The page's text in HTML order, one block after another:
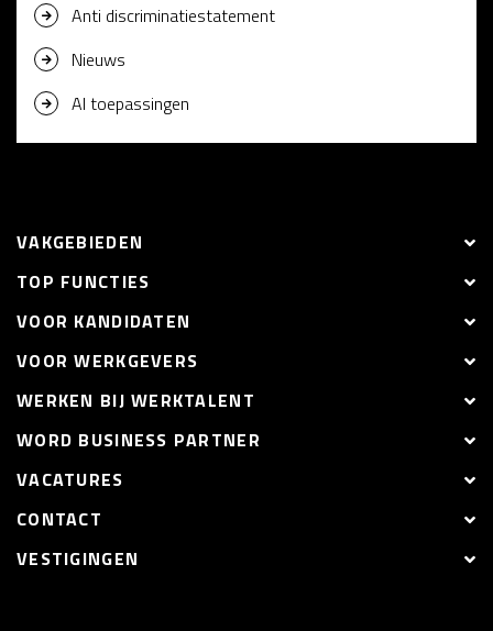
Anti discriminatiestatement
Nieuws
AI toepassingen
VAKGEBIEDEN
TOP FUNCTIES
VOOR KANDIDATEN
VOOR WERKGEVERS
WERKEN BIJ WERKTALENT
WORD BUSINESS PARTNER
VACATURES
CONTACT
VESTIGINGEN